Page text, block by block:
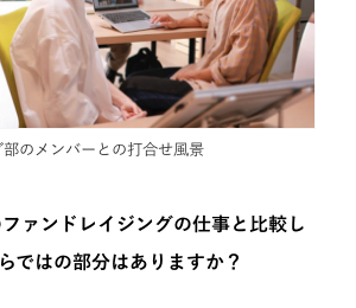
のメンバーとの打合せ風景
ァンドレイジングの仕事と比較し
ではの部分はありますか？